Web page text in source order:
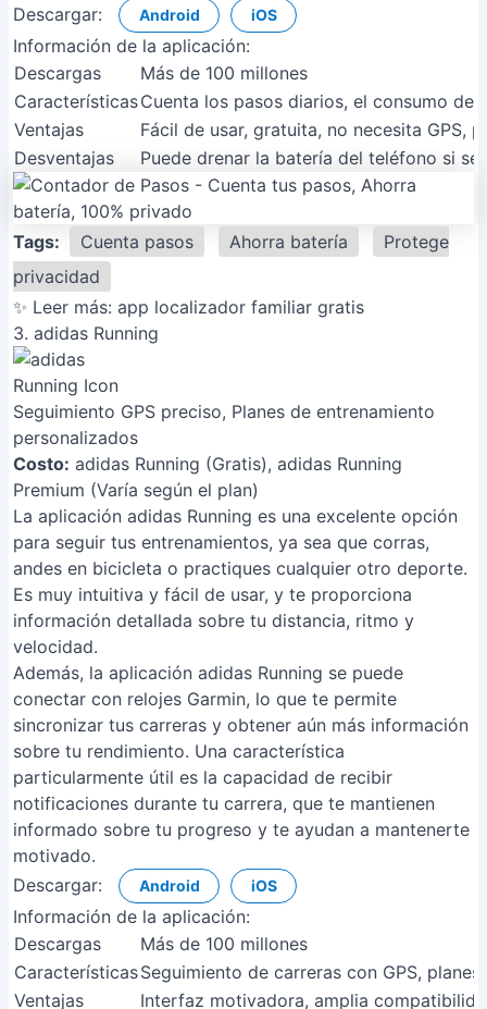
Descargar:
Android iOS
Información de la aplicación:
Descargas
Más de 100 millones
CaracterísticasCuenta los pasos diarios, el consumo
Ventajas
Fácil de usar, gratuita, no necesita GPS,
Desventajas
Puede drenar la batería del teléfono si
Tags: Cuenta pasos Ahorra batería
Protege
privacidad
✨ Leer más: app localizador familiar gratis
3. adidas Running
Seguimiento GPS preciso, Planes de entrenamiento
personalizados
Costo: adidas Running (Gratis), adidas Running
Premium (Varía según el plan)
La aplicación adidas Running es una excelente opción
para seguir tus entrenamientos, ya sea que corras,
andes en bicicleta o practiques cualquier otro deporte.
Es muy intuitiva y fácil de usar, y te proporciona
información detallada sobre tu distancia, ritmo y
velocidad.
Además, la aplicación adidas Running se puede
conectar con relojes Garmin, lo que te permite
sincronizar tus carreras y obtener aún más información
sobre tu rendimiento. Una característica
particularmente útil es la capacidad de recibir
notificaciones durante tu carrera, que te mantienen
informado sobre tu progreso y te ayudan a mantenerte
motivado.
Descargar:
Android iOS
Información de la aplicación:
Descargas
Más de 100 millones
CaracterísticasSeguimiento de carreras con GPS,
Ventajas
Interfaz motivadora, amplia